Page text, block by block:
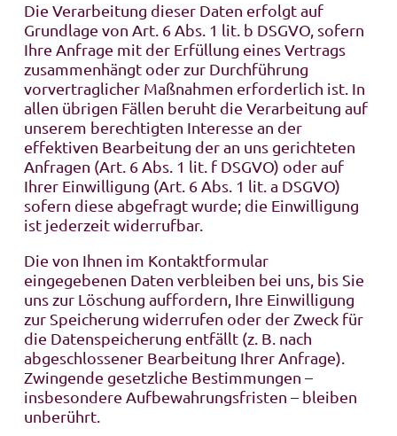
Die Verarbeitung dieser Daten erfolgt auf
Grundlage von Art. 6 Abs. 1 lit. b DSGVO, sofern
Ihre Anfrage mit der Erfüllung eines Vertrags
zusammenhängt oder zur Durchführung
vorvertraglicher Maßnahmen erforderlich ist. In
allen übrigen Fällen beruht die Verarbeitung auf
unserem berechtigten Interesse an der
effektiven Bearbeitung der an uns gerichteten
Anfragen (Art. 6 Abs. 1 lit. f DSGVO) oder auf
Ihrer Einwilligung (Art. 6 Abs. 1 lit. a DSGVO)
sofern diese abgefragt wurde; die Einwilligung
ist jederzeit widerrufbar.
Die von Ihnen im Kontaktformular
eingegebenen Daten verbleiben bei uns, bis Sie
uns zur Löschung auffordern, Ihre Einwilligung
zur Speicherung widerrufen oder der Zweck für
die Datenspeicherung entfällt (z. B. nach
abgeschlossener Bearbeitung Ihrer Anfrage).
Zwingende gesetzliche Bestimmungen –
insbesondere Aufbewahrungsfristen – bleiben
unberührt.